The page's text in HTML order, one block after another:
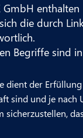
GmbH
die durch
Begriffe sind
dient der
sind und je
sicherzustellen,